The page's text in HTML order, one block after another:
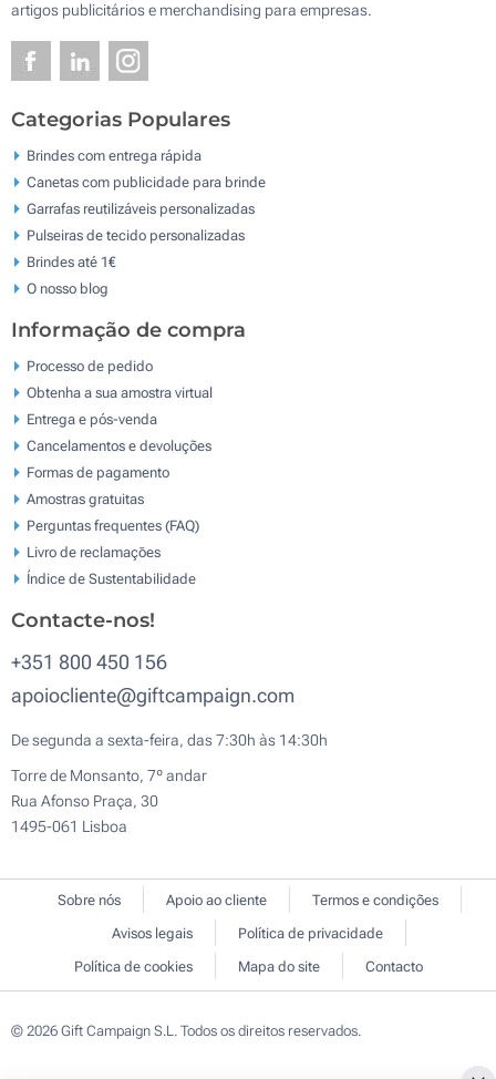
artigos publicitários e merchandising para empresas.
Categorias Populares
Brindes com entrega rápida
Canetas com publicidade para brinde
Garrafas reutilizáveis personalizadas
Pulseiras de tecido personalizadas
Brindes até 1€
O nosso blog
Informação de compra
Processo de pedido
Obtenha a sua amostra virtual
Entrega e pós-venda
Cancelamentos e devoluções
Formas de pagamento
Amostras gratuitas
Perguntas frequentes (FAQ)
Livro de reclamaçōes
Índice de Sustentabilidade
Contacte-nos!
+351 800 450 156
apoiocliente@giftcampaign.com
De segunda a sexta-feira, das 7:30h às 14:30h
Torre de Monsanto, 7º andar
Rua Afonso Praça, 30
1495-061 Lisboa
Sobre nós Apoio ao cliente
Termos e condições
Avisos legais
Política de privacidade
Política de cookies
Mapa do site Contacto
© 2026 Gift Campaign S.L. Todos os direitos reservados.